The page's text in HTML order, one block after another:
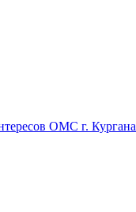
ОМС г. Кургана